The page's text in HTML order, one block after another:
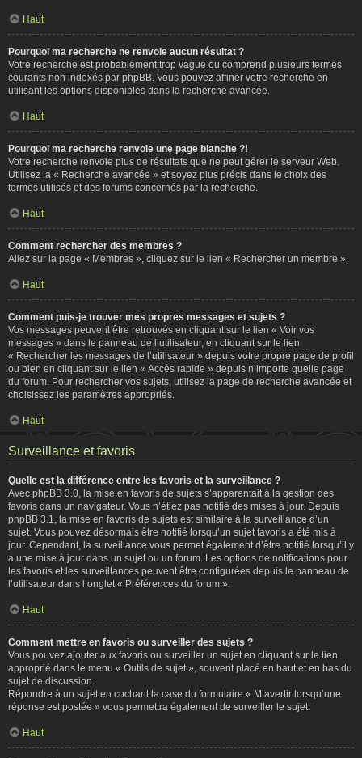
Haut
Pourquoi ma recherche ne renvoie aucun résultat ?
Votre recherche est probablement trop vague ou comprend plusieurs termes
courants non indexés par phpBB. Vous pouvez affiner votre recherche en
utilisant les options disponibles dans la recherche avancée.
Haut
Pourquoi ma recherche renvoie une page blanche ?!
Votre recherche renvoie plus de résultats que ne peut gérer le serveur Web.
Utilisez la « Recherche avancée » et soyez plus précis dans le choix des
termes utilisés et des forums concernés par la recherche.
Haut
Comment rechercher des membres ?
Allez sur la page « Membres », cliquez sur le lien « Rechercher un membre ».
Haut
Comment puis-je trouver mes propres messages et sujets ?
Vos messages peuvent être retrouvés en cliquant sur le lien « Voir vos
messages » dans le panneau de l’utilisateur, en cliquant sur le lien
« Rechercher les messages de l’utilisateur » depuis votre propre page de profil
ou bien en cliquant sur le lien « Accès rapide » depuis n’importe quelle page
du forum. Pour rechercher vos sujets, utilisez la page de recherche avancée et
choisissez les paramètres appropriés.
Haut
Surveillance et favoris
Quelle est la différence entre les favoris et la surveillance ?
Avec phpBB 3.0, la mise en favoris de sujets s’apparentait à la gestion des
favoris dans un navigateur. Vous n’étiez pas notifié des mises à jour. Depuis
phpBB 3.1, la mise en favoris de sujets est similaire à la surveillance d’un
sujet. Vous pouvez désormais être notifié lorsqu’un sujet favoris a été mis à
jour. Cependant, la surveillance vous permet également d’être notifié lorsqu’il y
a une mise à jour dans un sujet ou un forum. Les options de notifications pour
les favoris et les surveillances peuvent être configurées depuis le panneau de
l’utilisateur dans l’onglet « Préférences du forum ».
Haut
Comment mettre en favoris ou surveiller des sujets ?
Vous pouvez ajouter aux favoris ou surveiller un sujet en cliquant sur le lien
approprié dans le menu « Outils de sujet », souvent placé en haut et en bas du
sujet de discussion.
Répondre à un sujet en cochant la case du formulaire « M’avertir lorsqu’une
réponse est postée » vous permettra également de surveiller le sujet.
Haut